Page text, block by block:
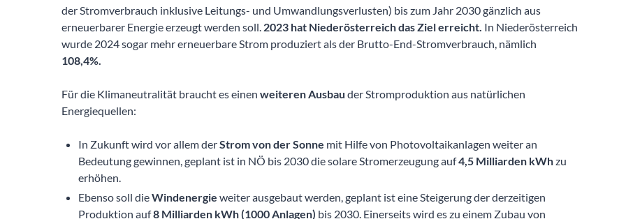
der Stromverbrauch inklusive Leitungs- und Umwandlungsverlusten) bis zum Jahr 2030 gänzlich aus
erneuerbarer Energie erzeugt werden soll. 2023 hat Niederösterreich das Ziel erreicht. In Niederösterreich
wurde 2024 sogar mehr erneuerbare Strom produziert als der Brutto-End-Stromverbrauch, nämlich
108,4%.
Für die Klimaneutralität braucht es einen weiteren Ausbau der Stromproduktion aus natürlichen
Energiequellen:
In Zukunft wird vor allem derStrom von der Sonne mit Hilfe von Photovoltaikanlagen weiter an
Bedeutung gewinnen, geplant ist in NÖ bis 2030 die solare Stromerzeugung auf4,5 Milliarden kWhzu
erhöhen.
Ebenso soll dieWindenergie weiter ausgebaut werden, geplant ist eine Steigerung der derzeitigen
Produktion auf8 Milliarden kWh (1000 Anlagen) bis 2030. Einerseits wird es zu einem Zubau von